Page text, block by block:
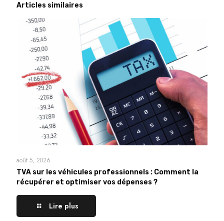
Articles similaires
août 5, 2026
TVA sur les véhicules professionnels : Comment la
récupérer et optimiser vos dépenses ?
Lire plus